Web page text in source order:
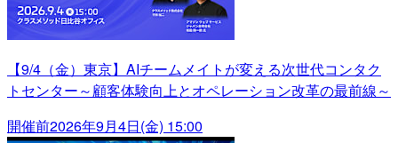
【9/4（金）東京】AIチームメイトが変える次世代コンタク
トセンター～顧客体験向上とオペレーション改革の最前線～
開催前2026年9月4日(金) 15:00